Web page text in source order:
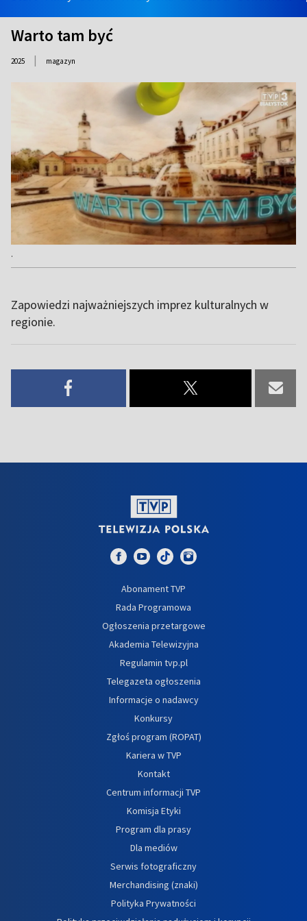
Warto tam być
2025 | magazyn
.
Zapowiedzi najważniejszych imprez kulturalnych w
regionie.
Abonament TVP
Rada Programowa
Ogłoszenia przetargowe
Akademia Telewizyjna
Regulamin tvp.pl
Telegazeta ogłoszenia
Informacje o nadawcy
Konkursy
Zgłoś program (ROPAT)
Kariera w TVP
Kontakt
Centrum informacji TVP
Komisja Etyki
Program dla prasy
Dla mediów
Serwis fotograficzny
Merchandising (znaki)
Polityka Prywatności